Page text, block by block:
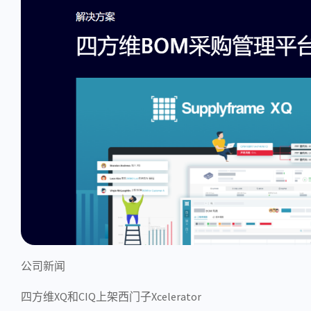
公司新闻
四方维XQ和CIQ上架西门子Xcelerator